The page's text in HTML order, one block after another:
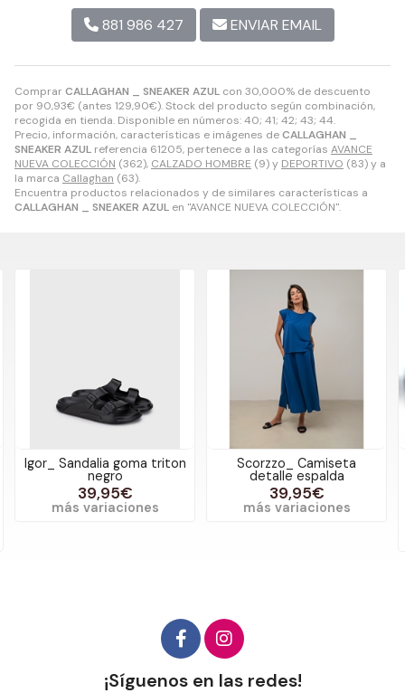
ComprarCALLAGHAN _ SNEAKER AZUL con 30,000% de descuento
por 90,93€ (antes 129,90€). Stock del producto según combinación,
recogida en tienda. Disponible en números: 40; 41; 42; 43; 44.
Precio, información, características e imágenes deCALLAGHAN _
SNEAKER AZUL referencia 61205, pertenece a las categorías AVANCE
NUEVA COLECCIÓN (362), CALZADO HOMBRE (9) y DEPORTIVO (83) y a
la marca Callaghan (63).
Encuentra productos relacionados y de similares características a
CALLAGHAN _ SNEAKER AZUL en "AVANCE NUEVA COLECCIÓN".
881 986 427 ENVIAR EMAIL
Igor_ Sandalia goma triton
negro
39,95€
más variaciones
Scorzzo_ Camiseta
detalle espalda
39,95€
más variaciones
¡Síguenos en las redes!